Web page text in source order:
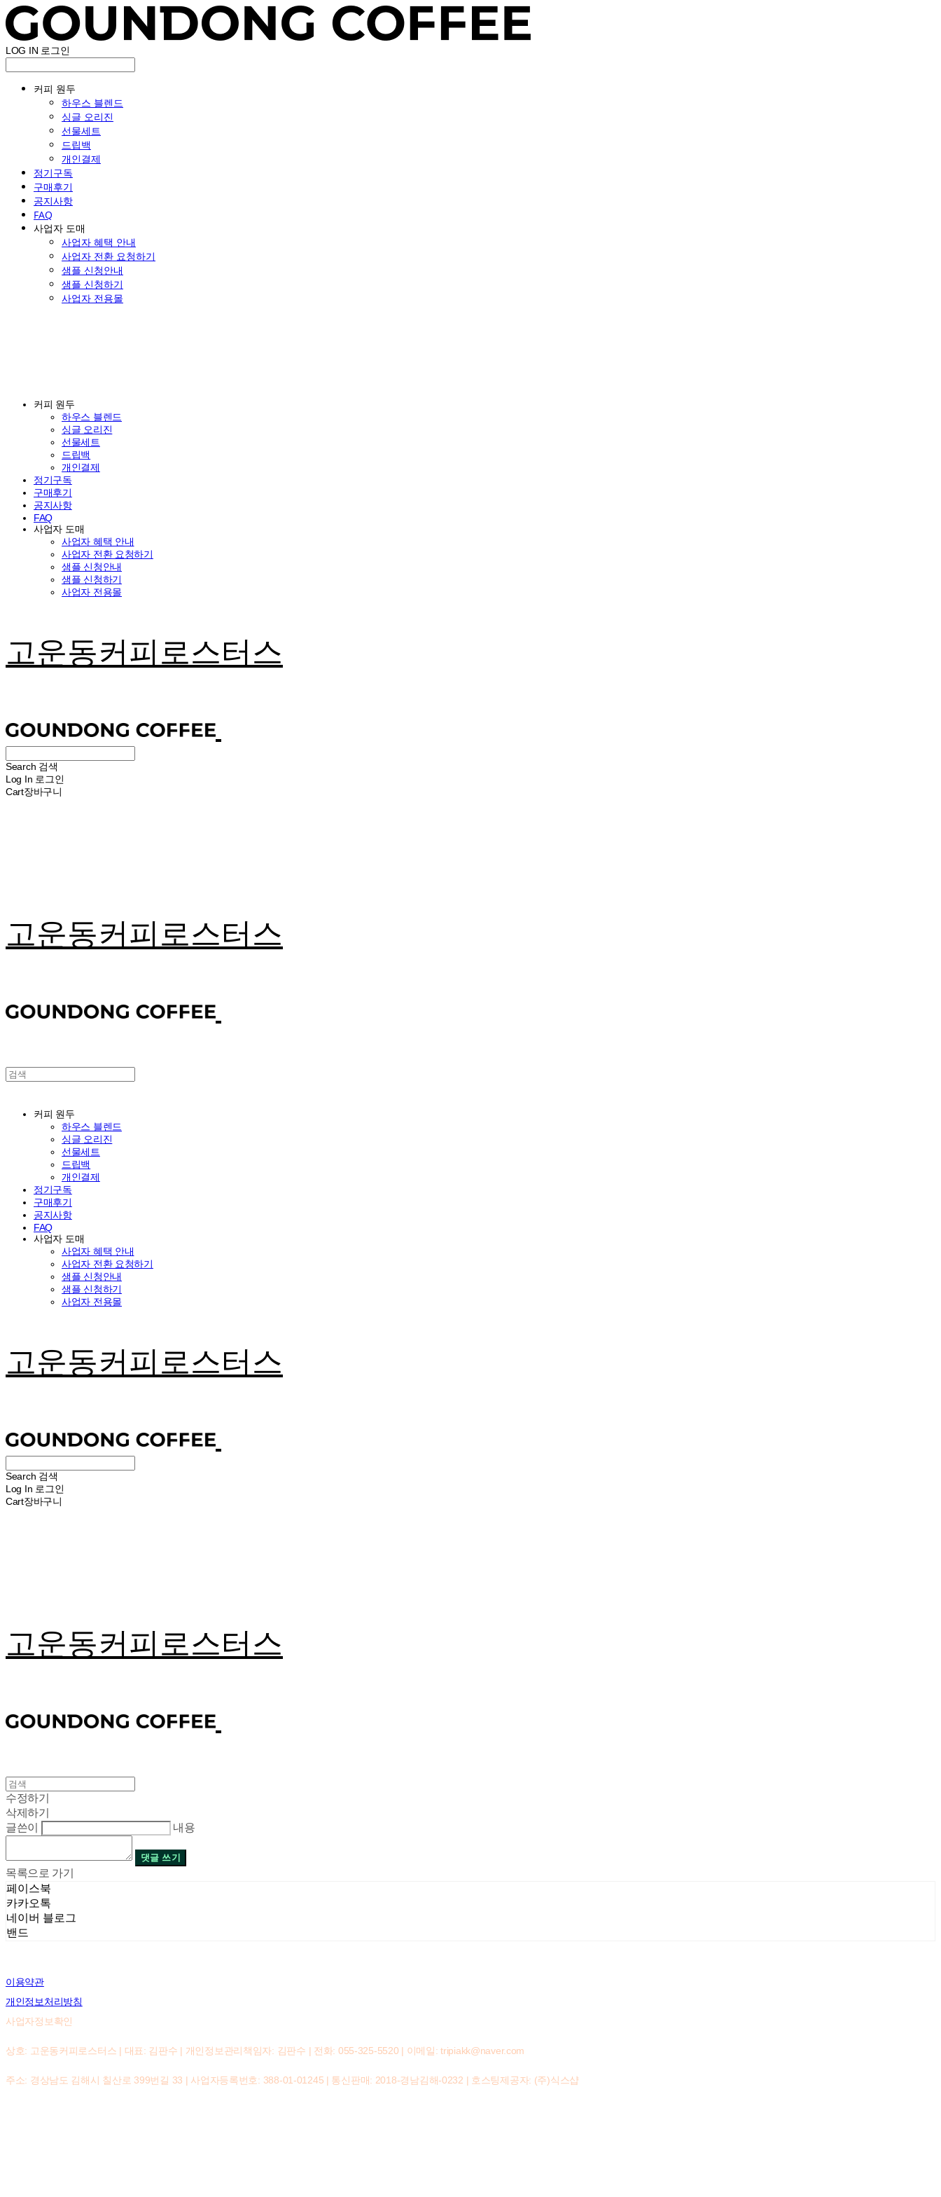
LOG IN 로그인
커피 원두
하우스 블렌드
싱글 오리진
선물세트
드립백
개인결제
정기구독
구매후기
공지사항
FAQ
사업자 도매
사업자 혜택 안내
사업자 전환 요청하기
샘플 신청안내
샘플 신청하기
사업자 전용몰
커피 원두
하우스 블렌드
싱글 오리진
선물세트
드립백
개인결제
정기구독
구매후기
공지사항
FAQ
사업자 도매
사업자 혜택 안내
사업자 전환 요청하기
샘플 신청안내
샘플 신청하기
사업자 전용몰
고운동커피로스터스
Search 검색
Log In 로그인
Cart장바구니
고운동커피로스터스
커피 원두
하우스 블렌드
싱글 오리진
선물세트
드립백
개인결제
정기구독
구매후기
공지사항
FAQ
사업자 도매
사업자 혜택 안내
사업자 전환 요청하기
샘플 신청안내
샘플 신청하기
사업자 전용몰
고운동커피로스터스
Search 검색
Log In 로그인
Cart장바구니
고운동커피로스터스
수정하기
삭제하기
글쓴이
내용
댓글 쓰기
목록으로 가기
페이스북
카카오톡
네이버 블로그
밴드
이용약관
개인정보처리방침
사업자정보확인
상호: 고운동커피로스터스 | 대표: 김판수 | 개인정보관리책임자: 김판수 | 전화: 055-325-5520 | 이메일: tripiakk@naver.com
주소: 경상남도 김해시 칠산로 399번길 33 | 사업자등록번호: 388-01-01245 | 통신판매: 2018-경남김해-0232 | 호스팅제공자: (주)식스샵